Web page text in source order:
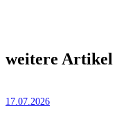
weitere Artikel
17.07.2026